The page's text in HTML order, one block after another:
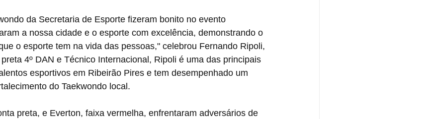
da Secretaria de Esporte fizeram bonito no evento
a nossa cidade e o esporte com excelência, demonstrando o
o esporte tem na vida das pessoas," celebrou Fernando Ripoli,
4º DAN e Técnico Internacional, Ripoli é uma das principais
esportivos em Ribeirão Pires e tem desempenhado um
do Taekwondo local.
preta, e Everton, faixa vermelha, enfrentaram adversários de